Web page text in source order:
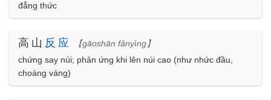
đẳng thức
高山 反 应
【gāoshān fǎnyìng】
chứng say núi; phản ứng khi lên núi cao (như nhức đầu,
choáng váng)